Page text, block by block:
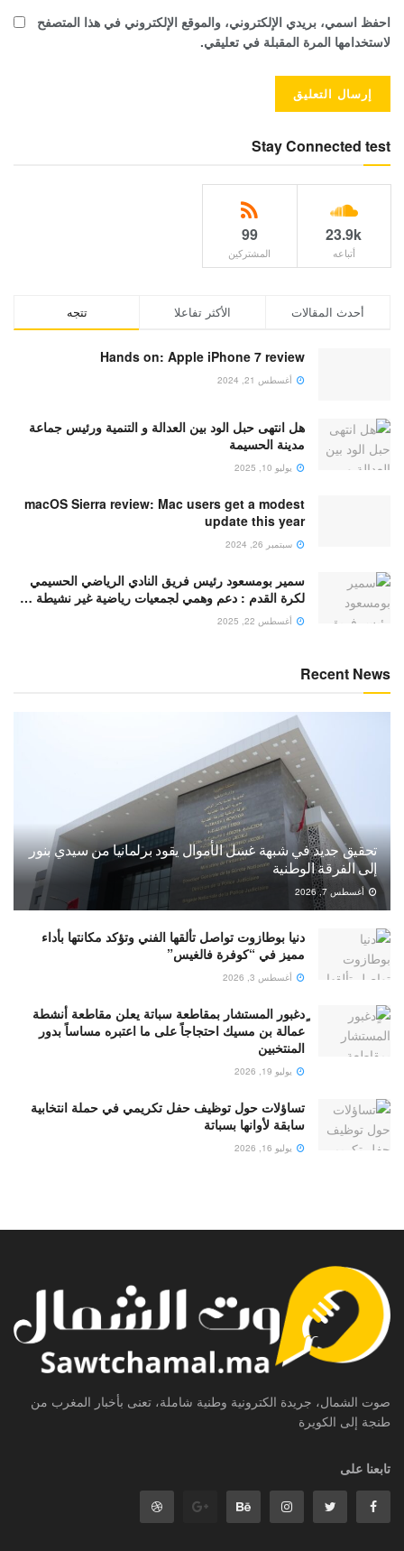
احفظ اسمي، بريدي الإلكتروني، والموقع الإلكتروني في هذا المتصفح
لاستخدامها المرة المقبلة في تعليقي.
Stay Connected test
23.9k
أتباعه
99
المشتركين
تتجه الأكثر تفاعلا أحدث المقالات
Hands on: Apple iPhone 7 review
أغسطس 21, 2024
هل انتهى حبل الود بين العدالة و التنمية ورئيس جماعة
مدينة الحسيمة
يوليو 10, 2025
macOS Sierra review: Mac users get a modest
update this year
سبتمبر 26, 2024
سمير بومسعود رئيس فريق النادي الرياضي الحسيمي
لكرة القدم : دعم وهمي لجمعيات رياضية غير نشيطة …
أغسطس 22, 2025
Recent News
تحقيق جديد في شبهة غسل الأموال يقود برلمانيا من سيدي بنور
إلى الفرقة الوطنية
أغسطس 7, 2026
دنيا بوطازوت تواصل تألقها الفني وتؤكد مكانتها بأداء
مميز في “كوفرة فالغيس”
أغسطس 3, 2026
ٍدغبور المستشار بمقاطعة سباتة يعلن مقاطعة أنشطة
عمالة بن مسيك احتجاجاً على ما اعتبره مساساً بدور
المنتخبين
يوليو 19, 2026
تساؤلات حول توظيف حفل تكريمي في حملة انتخابية
سابقة لأوانها بسباتة
يوليو 16, 2026
صوت الشمال، جريدة الكترونية وطنية شاملة، تعنى بأخبار المغرب من
طنجة إلى الكويرة
تابعنا على